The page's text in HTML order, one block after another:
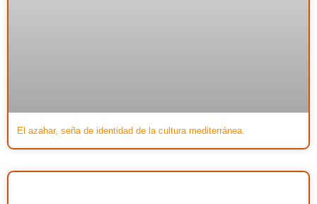
El azahar, seña de identidad de la cultura mediterránea.